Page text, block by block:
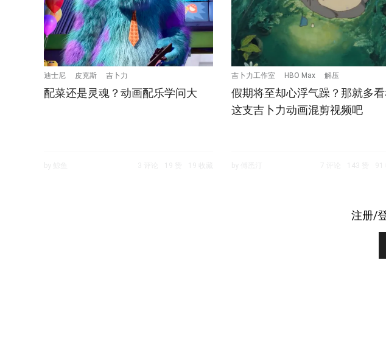
迪士尼 皮克斯 吉卜力
配菜还是灵魂？动画配乐学问大
吉卜力工作室 HBO Max 解压
假期将至却心浮气躁？那就多
这支吉卜力动画混剪视频吧
注册/